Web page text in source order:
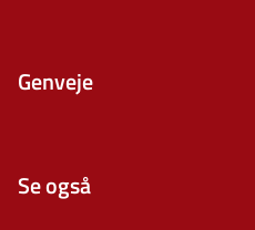
Genveje
Se også